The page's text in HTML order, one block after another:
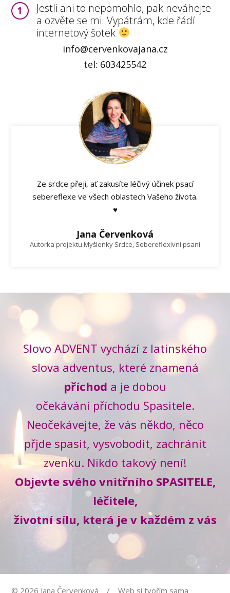
1
Jestli ani to nepomohlo, pak neváhejte
a ozvěte se mi. Vypátrám, kde řádí
internetový šotek
info@cervenkovajana.cz
tel: 603425542
Ze srdce přeji, ať zakusíte léčivý účinek psací
sebereflexe ve všech oblastech Vašeho života.
♥
Jana Červenková
Autorka projektu Myšlenky Srdce, Sebereflexivní psaní
Slovo ADVENT vychází z latinského
slova adventus, které znamená
příchod a je dobou
očekávání příchodu Spasitele.
Neočekávejte, že vás někdo, něco
přjde spasit, vysvobodit, zachránit
zvenku. Nikdo takový není!
Objevte svého vnitřního SPASITELE,
léčitele,
životní sílu, která je v každém z vás
© 2026 Jana Červenková / Web si tvořím sama